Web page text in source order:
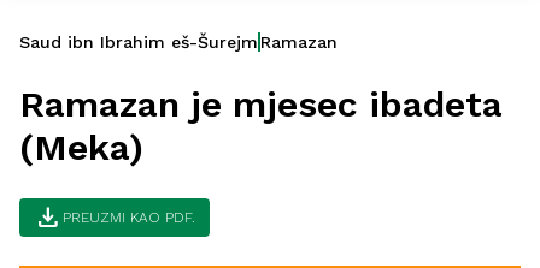
Saud ibn Ibrahim eš-Šurejm Ramazan
Ramazan je mjesec ibadeta
(Meka)
download PREUZMI KAO PDF.